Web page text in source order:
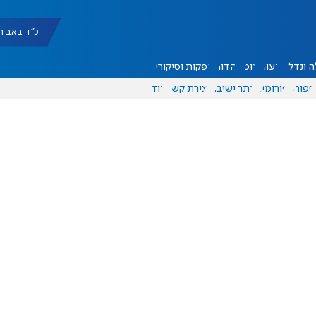
כ"ד באב תשפ"ו
ונדל"ן דעות אוכל יהדות הפקות וסיקורים
ספורט פורומים אתר ישיבה יצירת קשר עוד